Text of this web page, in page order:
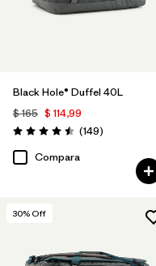
Black Hole® Duffel 40L
$ 165 $ 114,99
Valoración: 4.5 / 5
(149Comentarios
)
Compara
30% Off